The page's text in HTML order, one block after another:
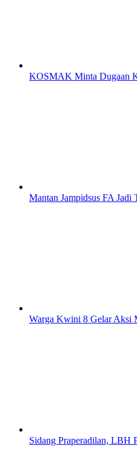
KOSMAK Minta Dugaan
Mantan Jampidsus FA
Warga Kwini 8 Gelar Aksi
Sidang Praperadilan, LBH